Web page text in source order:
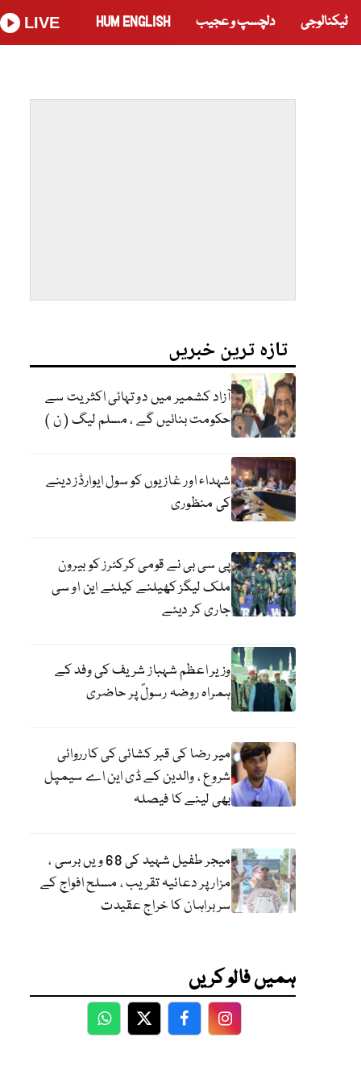
ٹیکنالوجی دلچسپ و عجیب HUM ENGLISH
LIVE
تازہ ترین خبریں
آزاد کشمیر میں دو تہائی اکثریت سے
حکومت بنائیں گے ، مسلم لیگ ( ن )
شہداء اور غازیوں کو سول ایوارڈز دینے
کی منظوری
پی سی بی نے قومی کرکٹرز کو بیرون
ملک لیگز کھیلنے کیلئے این او سی
جاری کر دیئے
وزیر اعظم شہباز شریف کی وفد کے
ہمراہ روضہ رسولؐ پر حاضری
میر رضا کی قبر کشائی کی کارروائی
شروع ، والدین کے ڈی این اے سیمپل
بھی لینے کا فیصلہ
میجر طفیل شہید کی 68 ویں برسی ،
مزار پر دعائیہ تقریب ، مسلح افواج کے
سربراہان کا خراج عقیدت
ہمیں فالو کریں
WhatsApp
TwitterFacebookFacebook